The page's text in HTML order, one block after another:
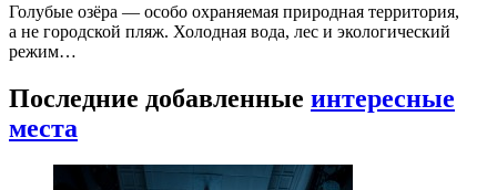
Голубые озёра — особо охраняемая природная территория,
а не городской пляж. Холодная вода, лес и экологический
режим…
Последние добавленные интересные
места